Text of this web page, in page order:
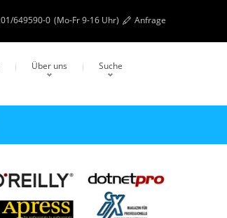
649590-0 (Mo-Fr 9-16 Uhr) Anfrage
Über uns Suche